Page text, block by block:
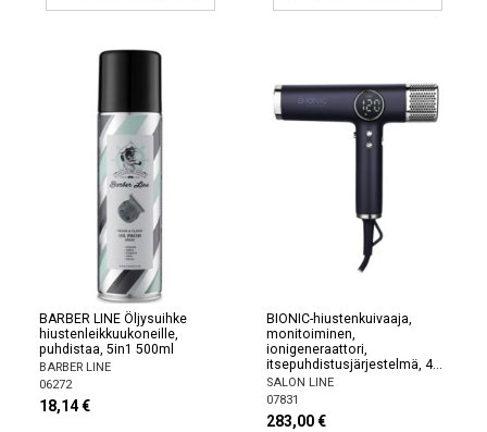
BARBER LINE Öljysuihke
hiustenleikkuukoneille,
puhdistaa, 5in1 500ml
BARBER LINE
06272
18,14 €
BIONIC-hiustenkuivaaja,
monitoiminen,
ionigeneraattori,
itsepuhdistusjärjestelmä, 4...
SALON LINE
07831
283,00 €